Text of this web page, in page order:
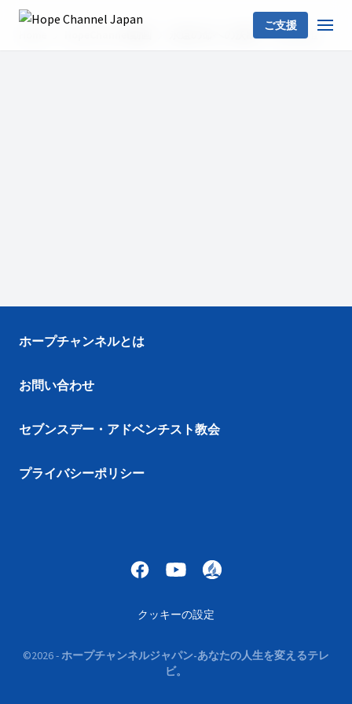
ご支援
永遠の命への決断 島田真澄
ホープチャンネルとは
お問い合わせ
セブンスデー・アドベンチスト教会
プライバシーポリシー
クッキーの設定
©2026-ホープチャンネルジャパン-あなたの人生を変えるテレ
ビ。